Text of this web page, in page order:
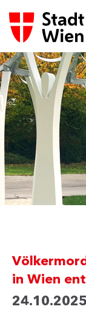
in Wien
24.10.2025